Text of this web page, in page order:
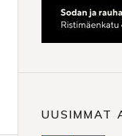
UUSIMMAT